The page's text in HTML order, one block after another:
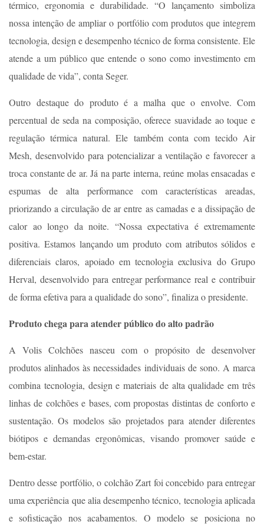
térmico, ergonomia e durabilidade. “O lançamento simboliza
nossa intenção de ampliar o portfólio com produtos que integrem
tecnologia, design e desempenho técnico de forma consistente. Ele
atende a um público que entende o sono como investimento em
qualidade de vida”, conta Seger.
Outro destaque do produto é a malha que o envolve. Com
percentual de seda na composição, oferece suavidade ao toque e
regulação térmica natural. Ele também conta com tecido Air
Mesh, desenvolvido para potencializar a ventilação e favorecer a
troca constante de ar. Já na parte interna, reúne molas ensacadas e
espumas de alta performance com características areadas,
priorizando a circulação de ar entre as camadas e a dissipação de
calor ao longo da noite. “Nossa expectativa é extremamente
positiva. Estamos lançando um produto com atributos sólidos e
diferenciais claros, apoiado em tecnologia exclusiva do Grupo
Herval, desenvolvido para entregar performance real e contribuir
de forma efetiva para a qualidade do sono”, finaliza o presidente.
Produto chega para atender público do alto padrão
A Volis Colchões nasceu com o propósito de desenvolver
produtos alinhados às necessidades individuais de sono. A marca
combina tecnologia, design e materiais de alta qualidade em três
linhas de colchões e bases, com propostas distintas de conforto e
sustentação. Os modelos são projetados para atender diferentes
biótipos e demandas ergonômicas, visando promover saúde e
bem-estar.
Dentro desse portfólio, o colchão Zart foi concebido para entregar
uma experiência que alia desempenho técnico, tecnologia aplicada
e sofisticação nos acabamentos. O modelo se posiciona no